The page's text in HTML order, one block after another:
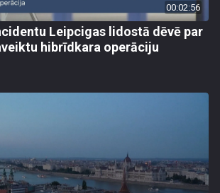
00:02:56
Leipcigas lidostā dēvē par
hibrīdkara operāciju